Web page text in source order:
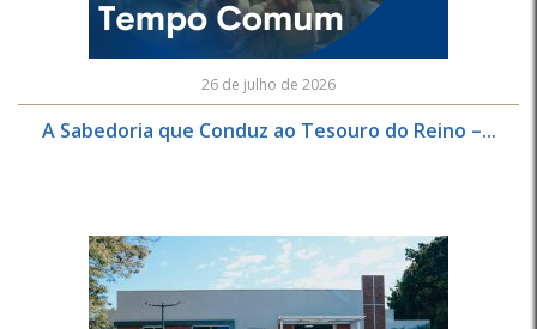
26 de julho de 2026
A Sabedoria que Conduz ao Tesouro do Reino –...